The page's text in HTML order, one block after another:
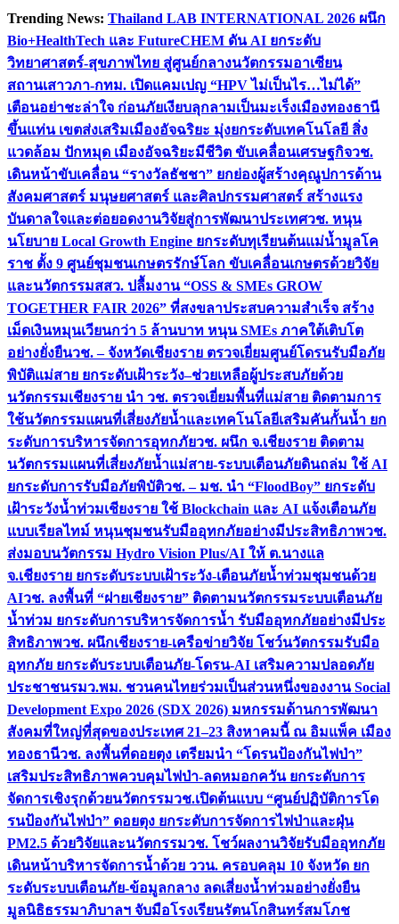
Skip
content
Trending News: Thailand LAB INTERNATIONAL 2026 ผนึก
Bio+HealthTech และ FutureCHEM ดัน AI ยกระดับ
วิทยาศาสตร์-สุขภาพไทย สู่ศูนย์กลางนวัตกรรมอาเซียน
สถานเสาวภา-กทม. เปิดแคมเปญ “HPV ไม่เป็นไร…ไม่ได้”
เตือนอย่าชะล่าใจ ก่อนภัยเงียบลุกลามเป็นมะเร็งเมืองทองธานี
ขึ้นแท่น เขตส่งเสริมเมืองอัจฉริยะ มุ่งยกระดับเทคโนโลยี สิ่ง
แวดล้อม ปักหมุด เมืองอัจฉริยะมีชีวิต ขับเคลื่อนเศรษฐกิจวช.
เดินหน้าขับเคลื่อน “รางวัลธัชชา” ยกย่องผู้สร้างคุณูปการด้าน
สังคมศาสตร์ มนุษยศาสตร์ และศิลปกรรมศาสตร์ สร้างแรง
บันดาลใจและต่อยอดงานวิจัยสู่การพัฒนาประเทศวช. หนุน
นโยบาย Local Growth Engine ยกระดับทุเรียนต้นแม่น้ำมูลโค
ราช ตั้ง 9 ศูนย์ชุมชนเกษตรรักษ์โลก ขับเคลื่อนเกษตรด้วยวิจัย
และนวัตกรรมสสว. ปลื้มงาน “OSS & SMEs GROW
TOGETHER FAIR 2026” ที่สงขลาประสบความสำเร็จ สร้าง
เม็ดเงินหมุนเวียนกว่า 5 ล้านบาท หนุน SMEs ภาคใต้เติบโต
อย่างยั่งยืนวช. – จังหวัดเชียงราย ตรวจเยี่ยมศูนย์โดรนรับมือภัย
พิบัติแม่สาย ยกระดับเฝ้าระวัง–ช่วยเหลือผู้ประสบภัยด้วย
นวัตกรรมเชียงราย นำ วช. ตรวจเยี่ยมพื้นที่แม่สาย ติดตามการ
ใช้นวัตกรรมแผนที่เสี่ยงภัยน้ำและเทคโนโลยีเสริมคันกั้นน้ำ ยก
ระดับการบริหารจัดการอุทกภัยวช. ผนึก จ.เชียงราย ติดตาม
นวัตกรรมแผนที่เสี่ยงภัยน้ำแม่สาย-ระบบเตือนภัยดินถล่ม ใช้ AI
ยกระดับการรับมือภัยพิบัติวช. – มช. นำ “FloodBoy” ยกระดับ
เฝ้าระวังน้ำท่วมเชียงราย ใช้ Blockchain และ AI แจ้งเตือนภัย
แบบเรียลไทม์ หนุนชุมชนรับมืออุทกภัยอย่างมีประสิทธิภาพวช.
ส่งมอบนวัตกรรม Hydro Vision Plus/AI ให้ ต.นางแล
จ.เชียงราย ยกระดับระบบเฝ้าระวัง-เตือนภัยน้ำท่วมชุมชนด้วย
AIวช. ลงพื้นที่ “ฝายเชียงราย” ติดตามนวัตกรรมระบบเตือนภัย
น้ำท่วม ยกระดับการบริหารจัดการน้ำ รับมืออุทกภัยอย่างมีประ
สิทธิภาพวช. ผนึกเชียงราย-เครือข่ายวิจัย โชว์นวัตกรรมรับมือ
อุทกภัย ยกระดับระบบเตือนภัย-โดรน-AI เสริมความปลอดภัย
ประชาชนรมว.พม. ชวนคนไทยร่วมเป็นส่วนหนึ่งของงาน Social
Development Expo 2026 (SDX 2026) มหกรรมด้านการพัฒนา
สังคมที่ใหญ่ที่สุดของประเทศ 21–23 สิงหาคมนี้ ณ อิมแพ็ค เมือง
ทองธานีวช. ลงพื้นที่ดอยตุง เตรียมนำ “โดรนป้องกันไฟป่า”
เสริมประสิทธิภาพควบคุมไฟป่า-ลดหมอกควัน ยกระดับการ
จัดการเชิงรุกด้วยนวัตกรรมวช.เปิดต้นแบบ “ศูนย์ปฏิบัติการโด
รนป้องกันไฟป่า” ดอยตุง ยกระดับการจัดการไฟป่าและฝุ่น
PM2.5 ด้วยวิจัยและนวัตกรรมวช. โชว์ผลงานวิจัยรับมืออุทกภัย
เดินหน้าบริหารจัดการน้ำด้วย ววน. ครอบคลุม 10 จังหวัด ยก
ระดับระบบเตือนภัย-ข้อมูลกลาง ลดเสี่ยงน้ำท่วมอย่างยั่งยืน
มูลนิธิธรรมาภิบาลฯ จับมือโรงเรียนรัตนโกสินทร์สมโภช